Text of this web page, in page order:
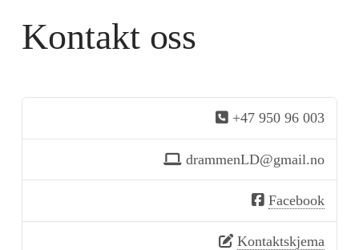
Kontakt oss
+47 950 96 003
drammenLD@gmail.no
Facebook
Kontaktskjema